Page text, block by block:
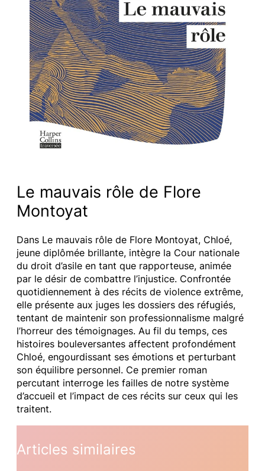
Le mauvais rôle de Flore
Montoyat
Dans Le mauvais rôle de Flore Montoyat, Chloé,
jeune diplômée brillante, intègre la Cour nationale
du droit d’asile en tant que rapporteuse, animée
par le désir de combattre l’injustice. Confrontée
quotidiennement à des récits de violence extrême,
elle présente aux juges les dossiers des réfugiés,
tentant de maintenir son professionnalisme malgré
l’horreur des témoignages. Au fil du temps, ces
histoires bouleversantes affectent profondément
Chloé, engourdissant ses émotions et perturbant
son équilibre personnel. Ce premier roman
percutant interroge les failles de notre système
d’accueil et l’impact de ces récits sur ceux qui les
traitent.
Articles similaires